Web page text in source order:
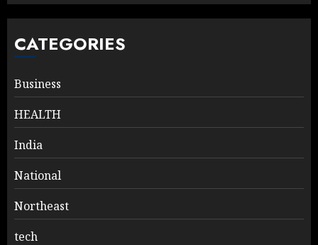
CATEGORIES
Business
HEALTH
India
National
Northeast
tech